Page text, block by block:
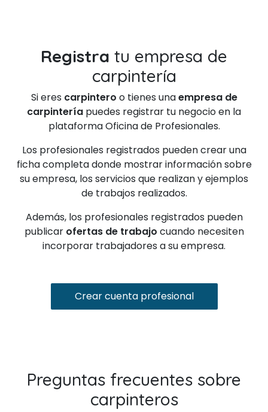
Registra tu empresa de
carpintería
Si eres carpintero o tienes unaempresa de
carpintería puedes registrar tu negocio en la
plataforma Oficina de Profesionales.
Los profesionales registrados pueden crear una
ficha completa donde mostrar información sobre
su empresa, los servicios que realizan y ejemplos
de trabajos realizados.
Además, los profesionales registrados pueden
publicar ofertas de trabajo cuando necesiten
incorporar trabajadores a su empresa.
Crear cuenta profesional
Preguntas frecuentes sobre
carpinteros